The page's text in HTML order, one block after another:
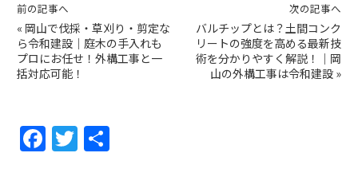
前の記事へ
« 岡山で伐採・草刈り・剪定な
ら令和建設｜庭木の手入れも
プロにお任せ！外構工事と一
括対応可能！
次の記事へ
バルチップとは？土間コンク
リートの強度を高める最新技
術を分かりやすく解説！｜岡
山の外構工事は令和建設 »
F T